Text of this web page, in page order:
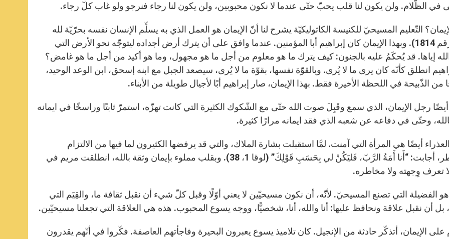
في الظّلام. ولن يكون لنا قلب يحبّ حتّى عندما لا نكون محبوبين، ولن يكون لنا رجاء فنرجو ولو غاب كلّ رجاء.
التّعليم المسيحيّ للكنيسة الكاثوليكيّة يشرح لنا أنّ الإيمان هو العمل الذي به يسلِّم الإنسان نفسه بحرّيّة لله
(راجع رقم 1814). وبهذا الإيمان كان إبراهيم أبا المؤمنين. عندما وافق على أن يترك أرض أجداده ليتوجّه نحو الأرض التي
إياها. قد يُحكَمُ عليه بالجنون: كيف يترك ما هو معلوم من أجل ما هو مجهول، وما هو أكيد من أجل ما هو غامض؟
انطلق كأنّه كان يرى ما لا يُرى. وبالقوّة نفسها، بقوّة ما لا يُرى، سيصعد الجبل مع ابنه إسحق، ابن الوعد الوحيد،
من الذّبيحة في اللحظة الأخيرة فقط. بهذا الإيمان، صار إبراهيم أبًا لأجيال طويلة من الأبناء.
رجل الإيمان، الذي سمع وقَبِلَ صوت الله حتّى مع الشّكوك الكثيرة التي كانت تهزّه، استمرّ ثابتًا وراسخًا في ايمانه
وحتّى في دفاعه عن شعبه الذي فقد ايمانه مرارًا كثيرة.
أيضًا هي المرأة التي آمنت. لمَّا استقبلت بشارة الملاك، والتي قد يرفضها الكثيرون لما فيها من الالتزام
والمخاطر، أجابت: “أَنا أَمَةُ الرَّبّ، فَليَكُنْ لي بِحَسَبِ قَوْلِكَ” (لوقا 1، 38). وبقلب مملوء بإيمان وثقة بالله، انطلقت مريم في
تعرف وِجهته ولا مخاطره.
هو الفضيلة التي تصنع المسيحيّ. لأنّه، أن نكون مسيحيّين لا يعني أوّلًا وقبل كلّ شيء أن نقبل ثقافة ما، والقِيَم التي
بل أن نقبل علاقة ونحافظ عليها: أنا والله، أنا، شخصيًّا، ووجه يسوع المحبوب. هذه هي العلاقة التي تجعلنا مسيحيّين.
على الإيمان، أتذكّر حادثة من الإنجيل. كان تلاميذ يسوع يعبرون البحيرة وفاجأتهم العاصفة. فكّروا في أنّهم يقدرون